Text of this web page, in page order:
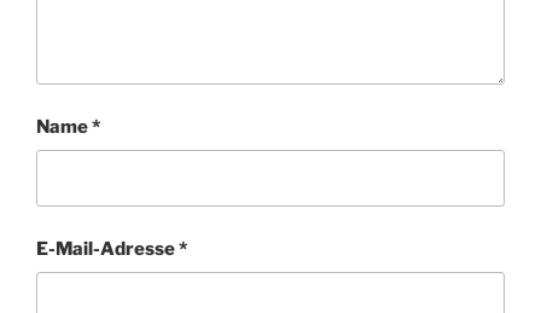
Name*
E-Mail-Adresse*